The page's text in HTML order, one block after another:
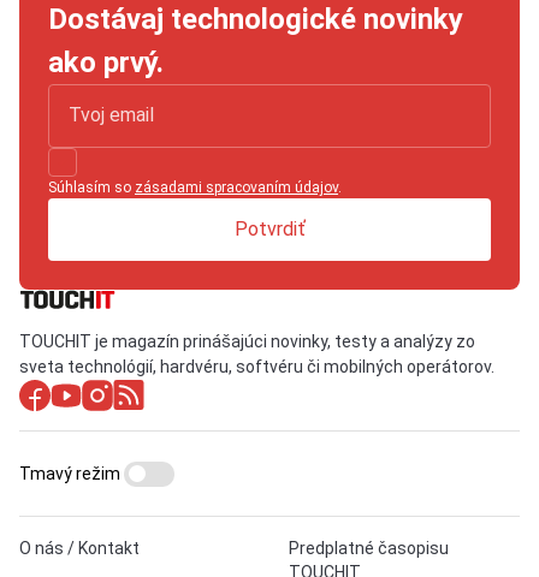
Dostávaj technologické novinky
ako prvý.
Súhlasím so zásadami spracovaním údajov.
Potvrdiť
TOUCHIT je magazín prinášajúci novinky, testy a analýzy zo
sveta technológií, hardvéru, softvéru či mobilných operátorov.
O nás / Kontakt
Predplatné časopisu
TOUCHIT
Tmavý režim